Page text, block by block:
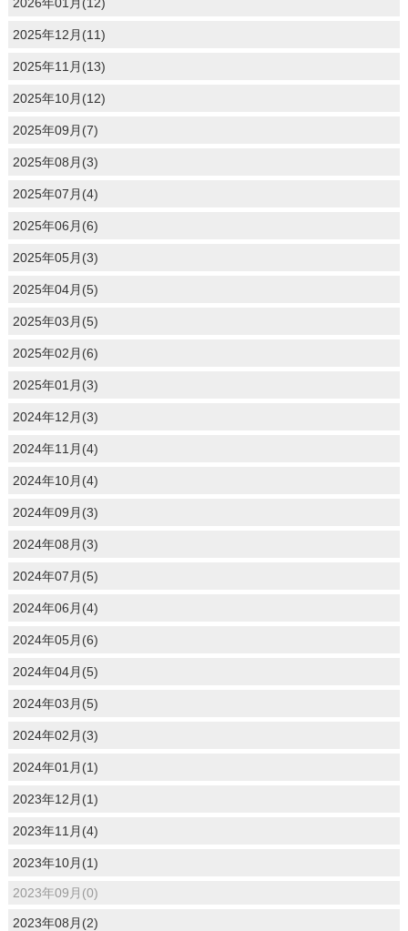
2025年12月(11)
2025年11月(13)
2025年10月(12)
2025年09月(7)
2025年08月(3)
2025年07月(4)
2025年06月(6)
2025年05月(3)
2025年04月(5)
2025年03月(5)
2025年02月(6)
2025年01月(3)
2024年12月(3)
2024年11月(4)
2024年10月(4)
2024年09月(3)
2024年08月(3)
2024年07月(5)
2024年06月(4)
2024年05月(6)
2024年04月(5)
2024年03月(5)
2024年02月(3)
2024年01月(1)
2023年12月(1)
2023年11月(4)
2023年10月(1)
2023年09月(0)
2023年08月(2)